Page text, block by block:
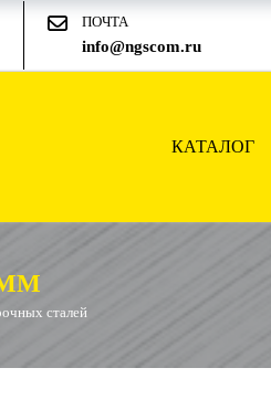
ПОЧТА
info@ngscom.ru
КАТАЛОГ
ММ
сталей